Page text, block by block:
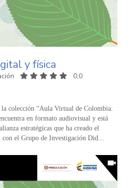
y física
0,0
la colección “Aula Virtual de Colombia:
en formato audiovisual y está
estratégicas que ha creado el
el Grupo de Investigación Did...